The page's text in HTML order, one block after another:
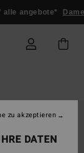
angebote* Damen
DATEN
zu akzeptieren